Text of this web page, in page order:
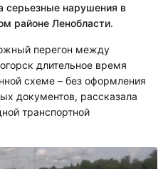
серьезные нарушения в
районе Ленобласти.
перегон между
длительное время
схеме – без оформления
документов, рассказала
транспортной